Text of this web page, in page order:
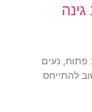
פתוח, נעים
להתייחס